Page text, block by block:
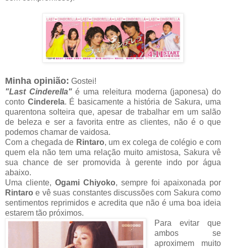
Minha opinião: Gostei!
"Last Cinderella"é uma releitura moderna (japonesa) do
conto Cinderela. É basicamente a história de Sakura, uma
quarentona solteira que, apesar de trabalhar em um salão
de beleza e ser a favorita entre as clientes, não é o que
podemos chamar de vaidosa.
Com a chegada de Rintaro, um ex colega de colégio e com
quem ela não tem uma relação muito amistosa, Sakura vê
sua chance de ser promovida à gerente indo por água
abaixo.
Uma cliente, Ogami Chiyoko, sempre foi apaixonada por
Rintaroe vê suas constantes discussões com Sakura como
sentimentos reprimidos e acredita que não é uma boa ideia
estarem tão próximos.
Para evitar que
ambos se
aproximem muito